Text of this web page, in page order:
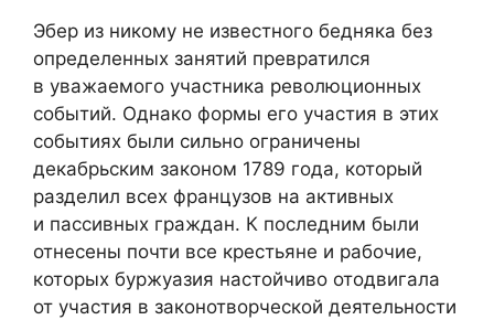
Эбер из никому не известного бедняка без
определенных занятий превратился
в уважаемого участника революционных
событий. Однако формы его участия в этих
событиях были сильно ограничены
декабрьским законом 1789 года, который
разделил всех французов на активных
и пассивных граждан. К последним были
отнесены почти все крестьяне и рабочие,
которых буржуазия настойчиво отодвигала
от участия в законотворческой деятельности